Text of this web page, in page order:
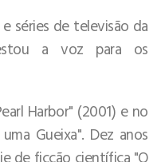
séries de televisão da
a voz para os
Harbor" (2001) e no
Gueixa". Dez anos
de ficção científica "O